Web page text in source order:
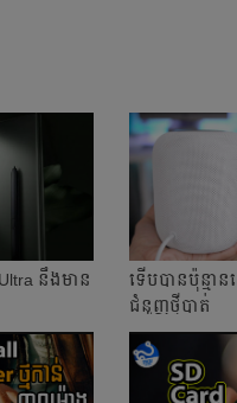
នឹងមាន
ទើប​បាន​ប៉ុន្ម
ជំនួញ​ថ្មី​បាត់​